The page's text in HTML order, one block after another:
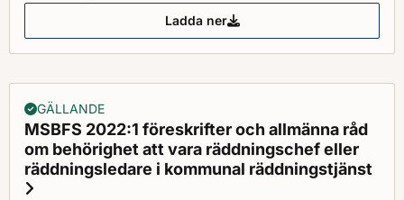
Ladda ner
MSBFS 2025:6 föreskrifter om
GÄLLANDE
MSBFS 2022:1 föreskrifter och allmänna råd
om behörighet att vara räddningschef eller
räddningsledare i kommunal räddningstjänst